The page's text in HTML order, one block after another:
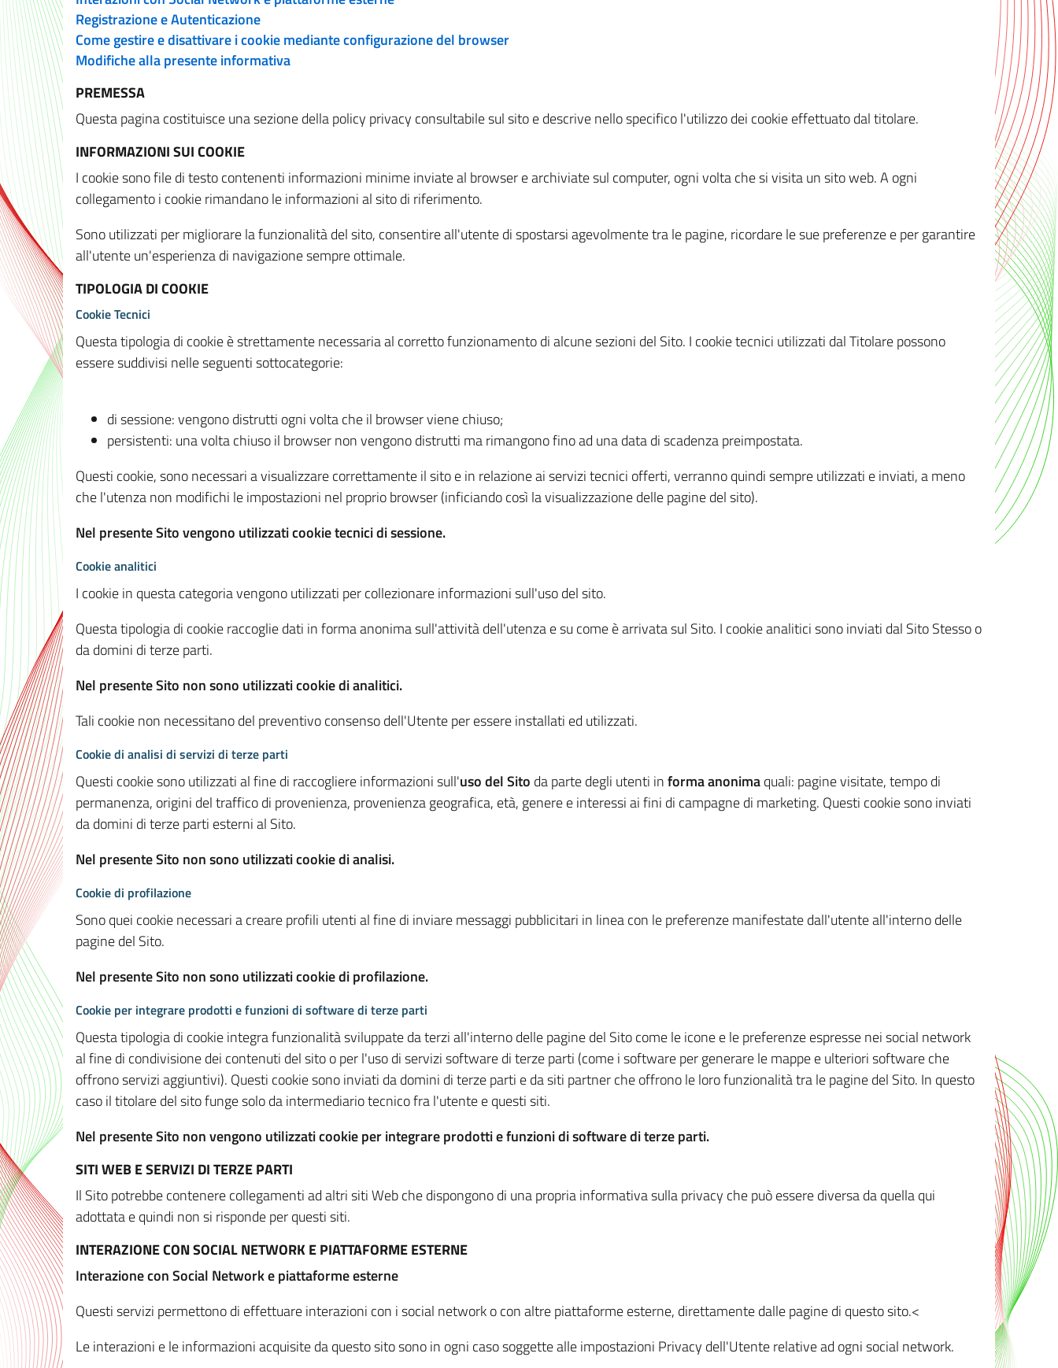
Registrazione e Autenticazione
Come gestire e disattivare i cookie mediante configurazione del browser
Modifiche alla presente informativa
PREMESSA
Questa pagina costituisce una sezione della policy privacy consultabile sul sito e descrive nello specifico l'utilizzo dei cookie effettuato dal titolare.
INFORMAZIONI SUI COOKIE
I cookie sono file di testo contenenti informazioni minime inviate al browser e archiviate sul computer, ogni volta che si visita un sito web. A ogni
collegamento i cookie rimandano le informazioni al sito di riferimento.
Sono utilizzati per migliorare la funzionalità del sito, consentire all'utente di spostarsi agevolmente tra le pagine, ricordare le sue preferenze e per garantire
all'utente un'esperienza di navigazione sempre ottimale.
TIPOLOGIA DI COOKIE
Cookie Tecnici
Questa tipologia di cookie è strettamente necessaria al corretto funzionamento di alcune sezioni del Sito. I cookie tecnici utilizzati dal Titolare possono
essere suddivisi nelle seguenti sottocategorie:
di sessione: vengono distrutti ogni volta che il browser viene chiuso;
persistenti: una volta chiuso il browser non vengono distrutti ma rimangono fino ad una data di scadenza preimpostata.
Questi cookie, sono necessari a visualizzare correttamente il sito e in relazione ai servizi tecnici offerti, verranno quindi sempre utilizzati e inviati, a meno
che l'utenza non modifichi le impostazioni nel proprio browser (inficiando così la visualizzazione delle pagine del sito).
Nel presente Sito vengono utilizzati cookie tecnici di sessione.
Cookie analitici
I cookie in questa categoria vengono utilizzati per collezionare informazioni sull'uso del sito.
Questa tipologia di cookie raccoglie dati in forma anonima sull'attività dell'utenza e su come è arrivata sul Sito. I cookie analitici sono inviati dal Sito Stesso o
da domini di terze parti.
Nel presente Sito non sono utilizzati cookie di analitici.
Tali cookie non necessitano del preventivo consenso dell'Utente per essere installati ed utilizzati.
Cookie di analisi di servizi di terze parti
Questi cookie sono utilizzati al fine di raccogliere informazioni sull'uso del Sito da parte degli utenti informa anonimaquali: pagine visitate, tempo di
permanenza, origini del traffico di provenienza, provenienza geografica, età, genere e interessi ai fini di campagne di marketing. Questi cookie sono inviati
da domini di terze parti esterni al Sito.
Nel presente Sito non sono utilizzati cookie di analisi.
Cookie di profilazione
Sono quei cookie necessari a creare profili utenti al fine di inviare messaggi pubblicitari in linea con le preferenze manifestate dall'utente all'interno delle
pagine del Sito.
Nel presente Sito non sono utilizzati cookie di profilazione.
Cookie per integrare prodotti e funzioni di software di terze parti
Questa tipologia di cookie integra funzionalità sviluppate da terzi all'interno delle pagine del Sito come le icone e le preferenze espresse nei social network
al fine di condivisione dei contenuti del sito o per l'uso di servizi software di terze parti (come i software per generare le mappe e ulteriori software che
offrono servizi aggiuntivi). Questi cookie sono inviati da domini di terze parti e da siti partner che offrono le loro funzionalità tra le pagine del Sito. In questo
caso il titolare del sito funge solo da intermediario tecnico fra l'utente e questi siti.
Nel presente Sito non vengono utilizzati cookie per integrare prodotti e funzioni di software di terze parti.
SITI WEB E SERVIZI DI TERZE PARTI
Il Sito potrebbe contenere collegamenti ad altri siti Web che dispongono di una propria informativa sulla privacy che può essere diversa da quella qui
adottata e quindi non si risponde per questi siti.
INTERAZIONE CON SOCIAL NETWORK E PIATTAFORME ESTERNE
Interazione con Social Network e piattaforme esterne
Questi servizi permettono di effettuare interazioni con i social network o con altre piattaforme esterne, direttamente dalle pagine di questo sito.<
Le interazioni e le informazioni acquisite da questo sito sono in ogni caso soggette alle impostazioni Privacy dell'Utente relative ad ogni social network.